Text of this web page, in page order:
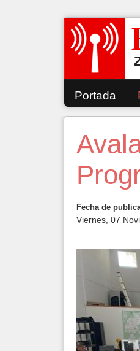
Portada
Fecha de
Viernes, 07